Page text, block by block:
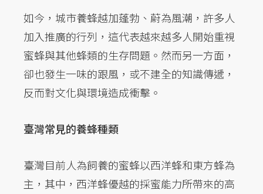
如今，城市養蜂越加蓬勃、蔚為風潮，許多人
加入推廣的行列，這代表越來越多人開始重視
蜜蜂與其他蜂類的生存問題。然而另一方面，
卻也發生一味的跟風，或不建全的知識傳遞，
反而對文化與環境造成衝擊。
臺灣常見的養蜂種類
臺灣目前人為飼養的蜜蜂以西洋蜂和東方蜂為
主，其中，西洋蜂優越的採蜜能力所帶來的高